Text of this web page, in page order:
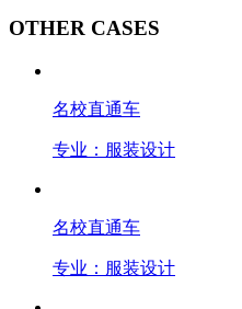
OTHER CASES
名校直通车
专业：服装设计
名校直通车
专业：服装设计